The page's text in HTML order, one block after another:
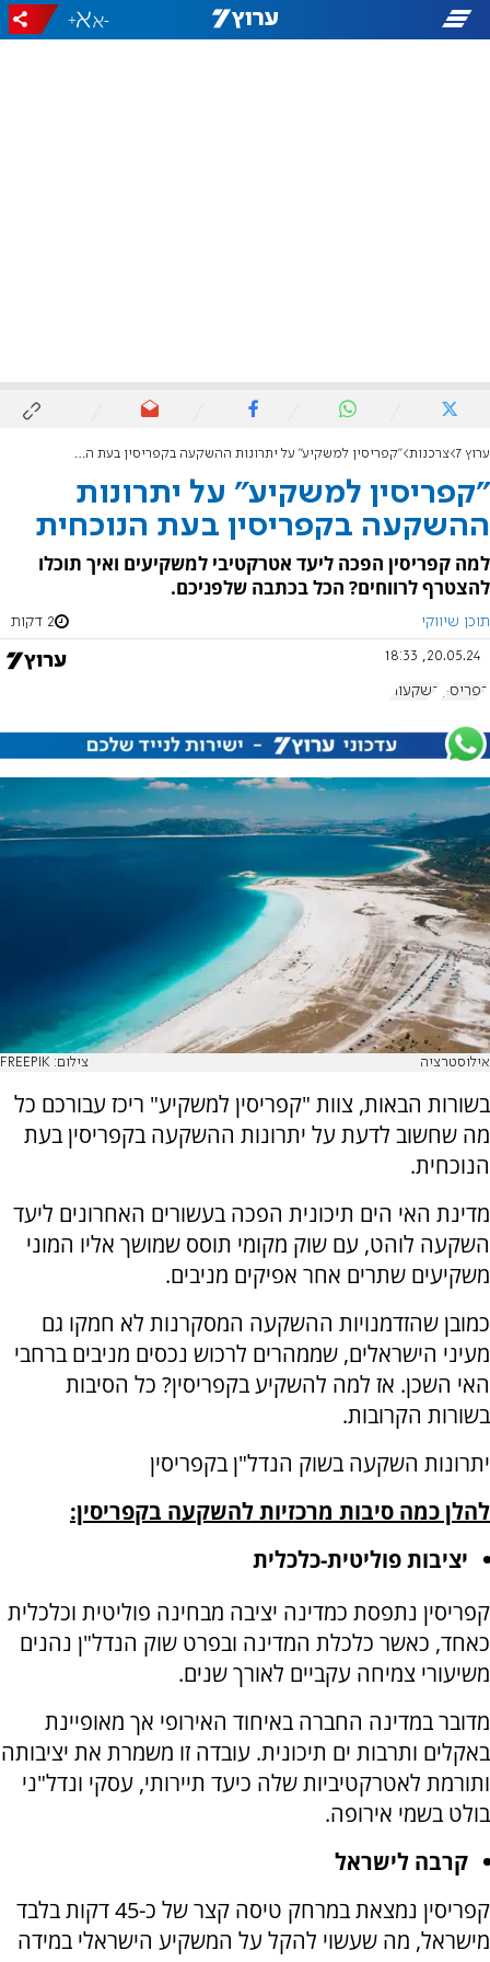
-
+
ערוץ 7 צרכנות "קפריסין למשקיע" על יתרונות ההשקעה בקפריסין בעת הנוכחית
"קפריסין למשקיע" על יתרונות
ההשקעה בקפריסין בעת הנוכחית
למה קפריסין הפכה ליעד אטרקטיבי למשקיעים ואיך תוכלו
להצטרף לרווחים? הכל בכתבה שלפניכם.
תוכן שיווקי 2 דקות
20.05.24, 18:33
קפריסין השקעות
אילוסטרציה צילום: FREEPIK
בשורות הבאות, צוות "קפריסין למשקיע" ריכז עבורכם כל
מה שחשוב לדעת על יתרונות ההשקעה בקפריסין בעת
הנוכחית.
מדינת האי הים תיכונית הפכה בעשורים האחרונים ליעד
השקעה לוהט, עם שוק מקומי תוסס שמושך אליו המוני
משקיעים שתרים אחר אפיקים מניבים.
כמובן שהזדמנויות ההשקעה המסקרנות לא חמקו גם
מעיני הישראלים, שממהרים לרכוש נכסים מניבים ברחבי
האי השכן. אז למה להשקיע בקפריסין? כל הסיבות
בשורות הקרובות.
יתרונות השקעה בשוק הנדל"ן בקפריסין
להלן כמה סיבות מרכזיות להשקעה בקפריסין:
יציבות פוליטית-כלכלית
קפריסין נתפסת כמדינה יציבה מבחינה פוליטית וכלכלית
כאחד, כאשר כלכלת המדינה ובפרט שוק הנדל"ן נהנים
משיעורי צמיחה עקביים לאורך שנים.
מדובר במדינה החברה באיחוד האירופי אך מאופיינת
באקלים ותרבות ים תיכונית. עובדה זו משמרת את יציבותה
ותורמת לאטרקטיביות שלה כיעד תיירותי, עסקי ונדל"ני
בולט בשמי אירופה.
קרבה לישראל
קפריסין נמצאת במרחק טיסה קצר של כ-45 דקות בלבד
מישראל, מה שעשוי להקל על המשקיע הישראלי במידה